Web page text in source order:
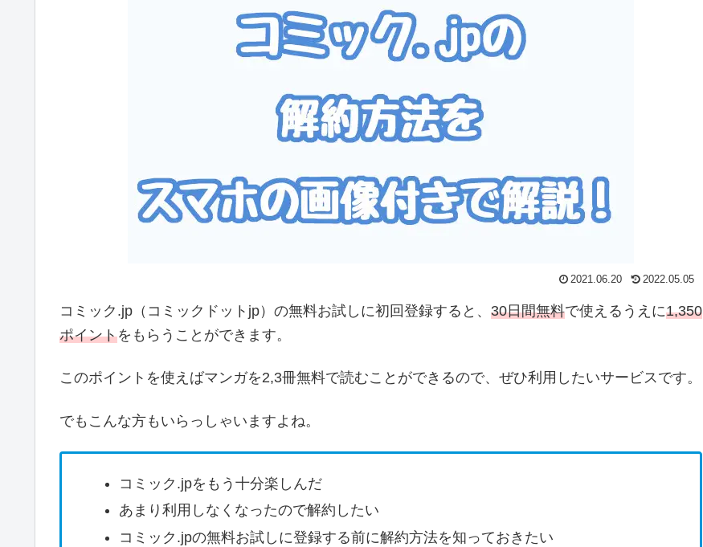
2021.06.20 2022.05.05
コミック.jp（コミックドットjp）の無料お試しに初回登録すると、 30日間無料で使えるうえに1,350
ポイントをもらうことができます。
このポイントを使えばマンガを2,3冊無料で読むことができるので、ぜひ利用したいサービスです。
でもこんな方もいらっしゃいますよね。
コミック.jpをもう十分楽しんだ
あまり利用しなくなったので解約したい
コミック.jpの無料お試しに登録する前に解約方法を知っておきたい